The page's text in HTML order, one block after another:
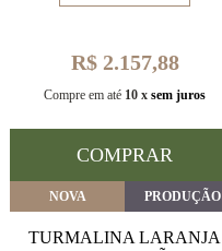
R$ 2.157,88
Compre em até 10 x sem juros
COMPRAR
NOVA PRODUÇÃO
TURMALINA LARANJA